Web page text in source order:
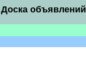
Доска объявлений